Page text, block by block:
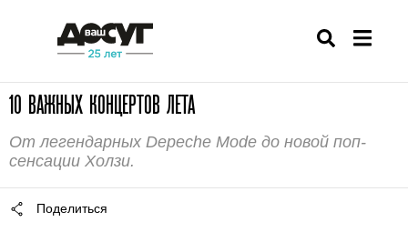
10 ВАЖНЫХ КОНЦЕРТОВ ЛЕТА
От легендарных Depeche Mode до новой поп-
сенсации Холзи.
Поделиться